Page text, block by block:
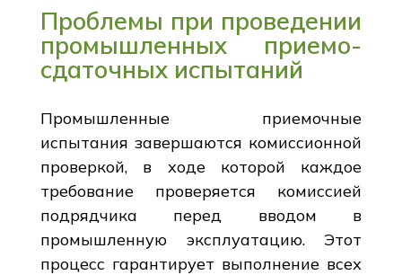
Проблемы при проведении
промышленных приемо-
сдаточных испытаний
Промышленные приемочные
испытания завершаются комиссионной
проверкой, в ходе которой каждое
требование проверяется комиссией
подрядчика перед вводом в
промышленную эксплуатацию. Этот
процесс гарантирует выполнение всех